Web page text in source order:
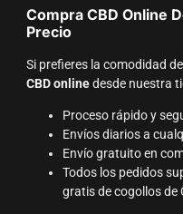
Compra CBD Online
Precio
Si prefieres la comodidad
CBD onlinedesde nuestra
Proceso rápido y
Envíos diarios a
Envío gratuito en
Todos los pedidos
gratis de cogollos de